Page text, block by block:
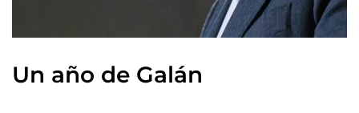
Un año de Galán